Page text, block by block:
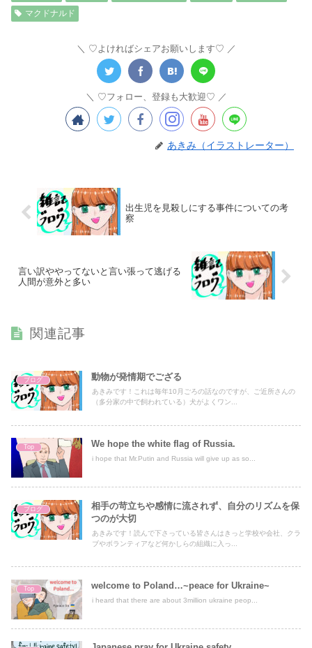
マクドナルド
♡よければシェアお願いします♡
♡フォロー、登録も大歓迎♡
あきみ（イラストレーター）
出生児を見殺しにする事件についての考
察
言い訳ややってないと言い張って逃げる
人間が意外と多い
関連記事
ブログ 動物が発情期でござる
あきみです！これは毎年10月ごろの話なのですが、ご近所さんの
（多分家の中で飼われている）犬がよくワン...
Top We hope the white flag of Russia.
i hope that Mr.Putin and Russia will give up as so...
ブログ
相手の苛立ちや感情に流されず、自分のリズムを保
つのが大切
あきみです！読んで下さっている皆さんはきっと学校や会社、クラ
ブやボランティアなど何かしらの組織に入っ...
Top welcome to Poland…~peace for Ukraine~
i heard that there are about 3million ukraine peop...